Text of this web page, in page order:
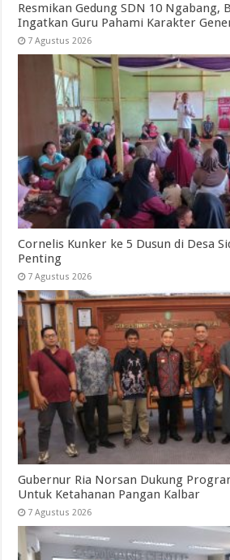
Resmikan Gedung SDN 10 Ngabang,
Ingatkan Guru Pahami Karakter
7 Agustus 2026
Cornelis Kunker ke 5 Dusun di Desa
Penting
7 Agustus 2026
Gubernur Ria Norsan Dukung
Untuk Ketahanan Pangan Kalbar
7 Agustus 2026